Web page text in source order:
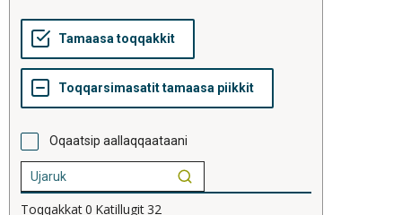
Oqaatsip aallaqqaataani
Toqqakkat0 Katillugit32